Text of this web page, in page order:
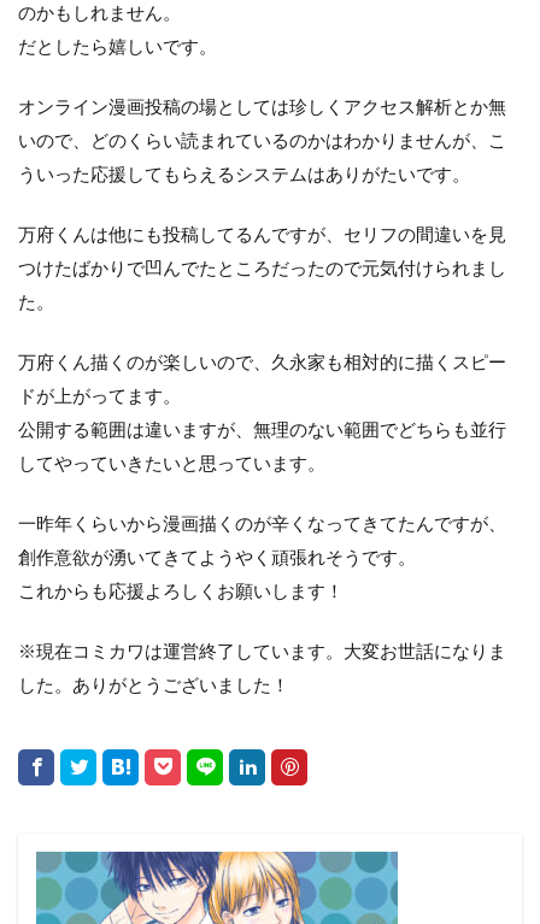
のかもしれません。
だとしたら嬉しいです。
オンライン漫画投稿の場としては珍しくアクセス解析とか無
いので、どのくらい読まれているのかはわかりませんが、こ
ういった応援してもらえるシステムはありがたいです。
万府くんは他にも投稿してるんですが、セリフの間違いを見
つけたばかりで凹んでたところだったので元気付けられまし
た。
万府くん描くのが楽しいので、久永家も相対的に描くスピー
ドが上がってます。
公開する範囲は違いますが、無理のない範囲でどちらも並行
してやっていきたいと思っています。
一昨年くらいから漫画描くのが辛くなってきてたんですが、
創作意欲が湧いてきてようやく頑張れそうです。
これからも応援よろしくお願いします！
※現在コミカワは運営終了しています。大変お世話になりま
した。ありがとうございました！